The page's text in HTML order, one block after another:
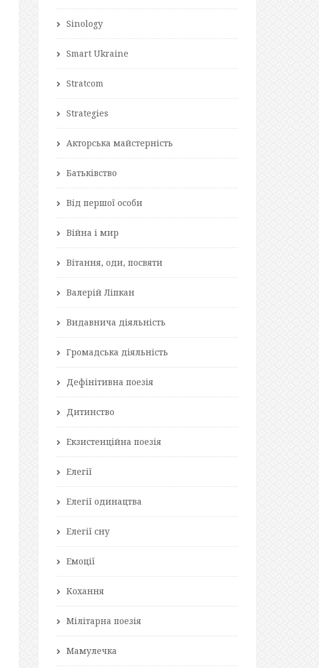
Sinology
Smart Ukraine
Stratcom
Strategies
Акторська майстерність
Батьківство
Від першої особи
Війна і мир
Вітання, оди, посвяти
Валерій Ліпкан
Видавнича діяльність
Громадська діяльність
Дефінітивна поезія
Дитинство
Екзистенційна поезія
Елегії
Елегії одинацтва
Елегії сну
Емоції
Кохання
Мілітарна поезія
Мамулечка